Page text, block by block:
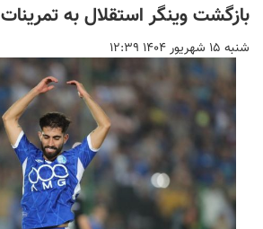
بازگشت وینگر استقلال به تمرینات
شنبه ۱۵ شهريور ۱۴۰۴ ۱۲:۳۹